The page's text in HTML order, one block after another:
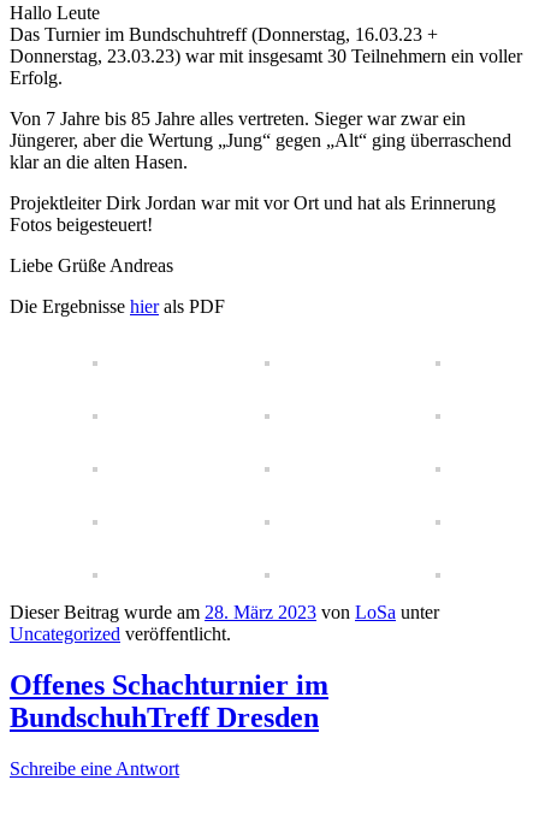
Hallo Leute
Das Turnier im Bundschuhtreff (Donnerstag, 16.03.23 +
Donnerstag, 23.03.23) war mit insgesamt 30 Teilnehmern ein voller
Erfolg.
Von 7 Jahre bis 85 Jahre alles vertreten. Sieger war zwar ein
Jüngerer, aber die Wertung „Jung“ gegen „Alt“ ging überraschend
klar an die alten Hasen.
Projektleiter Dirk Jordan war mit vor Ort und hat als Erinnerung
Fotos beigesteuert!
Liebe Grüße Andreas
Die Ergebnisse hierals PDF
Dieser Beitrag wurde am 28. März 2023 von LoSa unter
Uncategorized veröffentlicht.
Offenes Schachturnier im
BundschuhTreff Dresden
Schreibe eine Antwort